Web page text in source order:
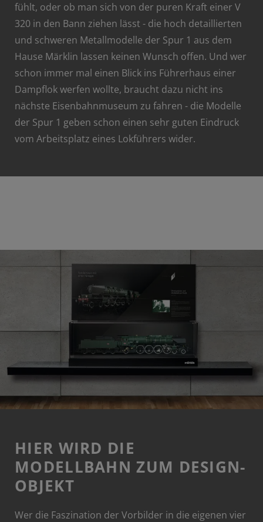
fühlt, oder ob man sich von der puren Kraft einer V
320 in den Bann ziehen lässt - die hoch detaillierten
und schweren Metallmodelle der Spur 1 aus dem
Hause Märklin lassen keinen Wunsch offen. Und wer
schon immer mal einen Blick ins Führerhaus einer
Dampflok werfen wollte, braucht dazu nicht ins
nächste Eisenbahnmuseum zu fahren - die Modelle
der Spur 1 geben schon einen sehr guten Eindruck
vom Arbeitsplatz eines Lokführers wider.
HIER WIRD DIE
MODELLBAHN ZUM DESIGN-
OBJEKT
Wer die Faszination der Vorbilder in die eigenen vier